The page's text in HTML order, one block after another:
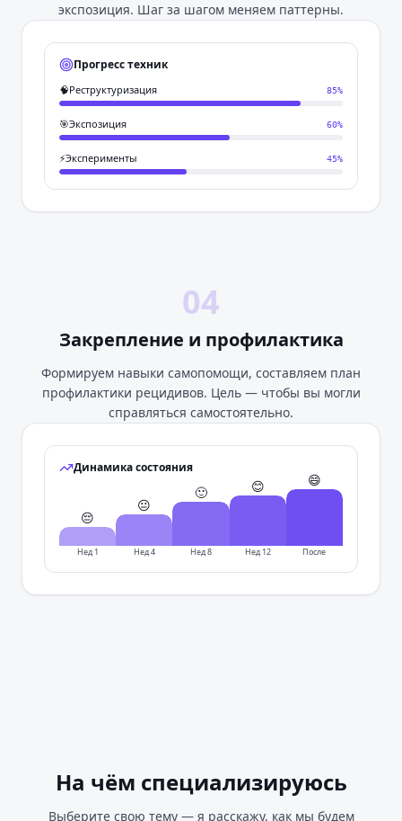
экспозиция. Шаг за шагом меняем паттерны.
Прогресс техник
🧠Реструктуризация 85%
🎯Экспозиция 60%
⚡Эксперименты 45%
04
Закрепление и профилактика
Формируем навыки самопомощи, составляем план
профилактики рецидивов. Цель — чтобы вы могли
справляться самостоятельно.
Динамика состояния
😔
Нед 1
😐
Нед 4
🙂
Нед 8
😊
Нед 12
😄
После
На чём специализируюсь
Выберите свою тему — я расскажу, как мы будем